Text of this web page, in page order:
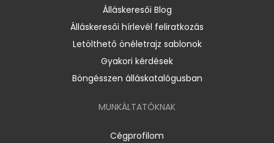
Álláskeresői Blog
Álláskeresői hírlevél feliratkozás
Letölthető önéletrajz sablonok
Gyakori kérdések
Böngésszen álláskatalógusban
MUNKÁLTATÓKNAK
Cégprofilom